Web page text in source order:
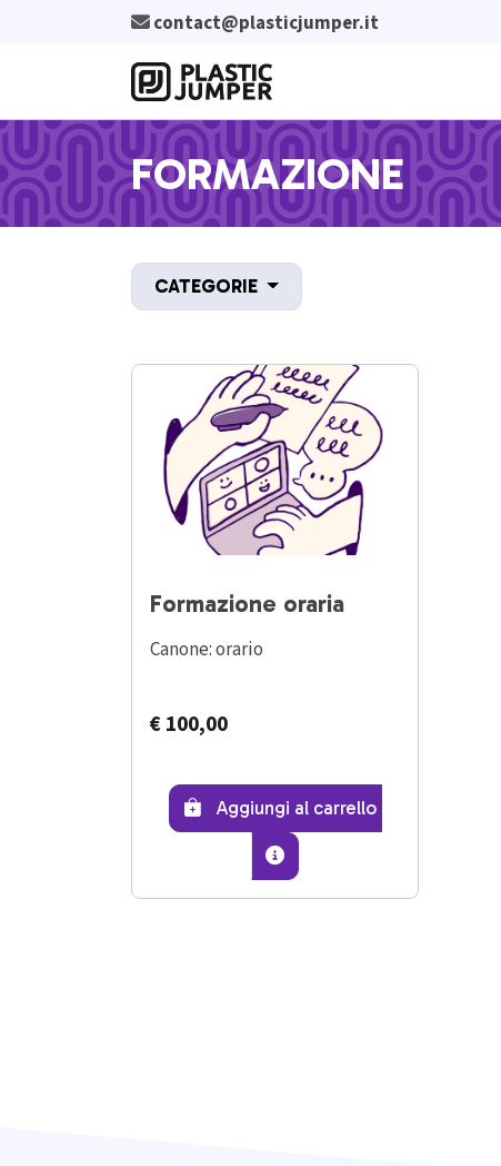
Salta al contenuto principale
Plastic Jumper srl
contact@plasticjumper.it
FORMAZIONE
CATEGORIE
Formazione oraria
Canone: orario
€ 100,00
Aggiungi al carrelloFormazione